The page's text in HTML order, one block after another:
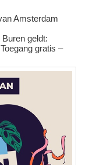
Amsterdam
geldt:
gratis –